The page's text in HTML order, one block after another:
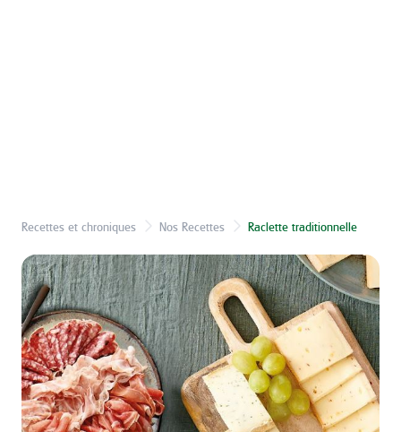
Recettes et chroniques Nos Recettes Raclette traditionnelle